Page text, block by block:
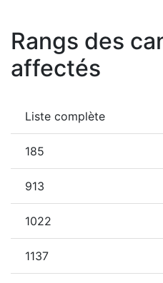
Rangs des
affectés
Liste complète
185
913
1022
1137